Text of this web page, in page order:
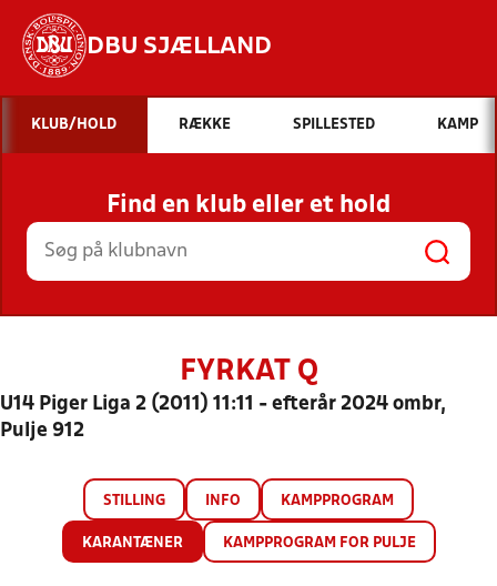
DBU SJÆLLAND
Hvad vil du søge efter?
INDHOLD OG NYHEDER
STILLINGER, RESULTATER, KLUBBER OG
HOLD
KLUB/HOLD RÆKKE SPILLESTED KAMP
Find en klub eller et hold
FYRKAT Q
U14 Piger Liga 2 (2011) 11:11 - efterår 2024 ombr,
Pulje 912
STILLING INFO KAMPPROGRAM
KARANTÆNER KAMPPROGRAM FOR PULJE